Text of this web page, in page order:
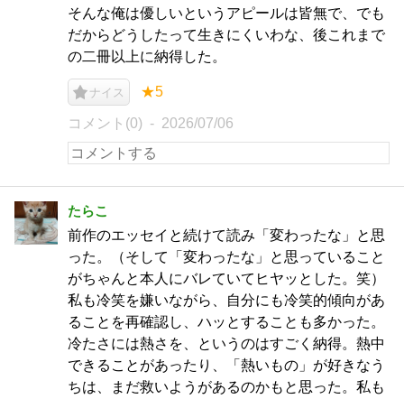
そんな俺は優しいというアピールは皆無で、でも
だからどうしたって生きにくいわな、後これまで
の二冊以上に納得した。
ナイス ★5
コメント(0) 2026/07/06
たらこ
前作のエッセイと続けて読み「変わったな」と思
った。（そして「変わったな」と思っていること
がちゃんと本人にバレていてヒヤッとした。笑）
私も冷笑を嫌いながら、自分にも冷笑的傾向があ
ることを再確認し、ハッとすることも多かった。
冷たさには熱さを、というのはすごく納得。熱中
できることがあったり、「熱いもの」が好きなう
ちは、まだ救いようがあるのかもと思った。私も